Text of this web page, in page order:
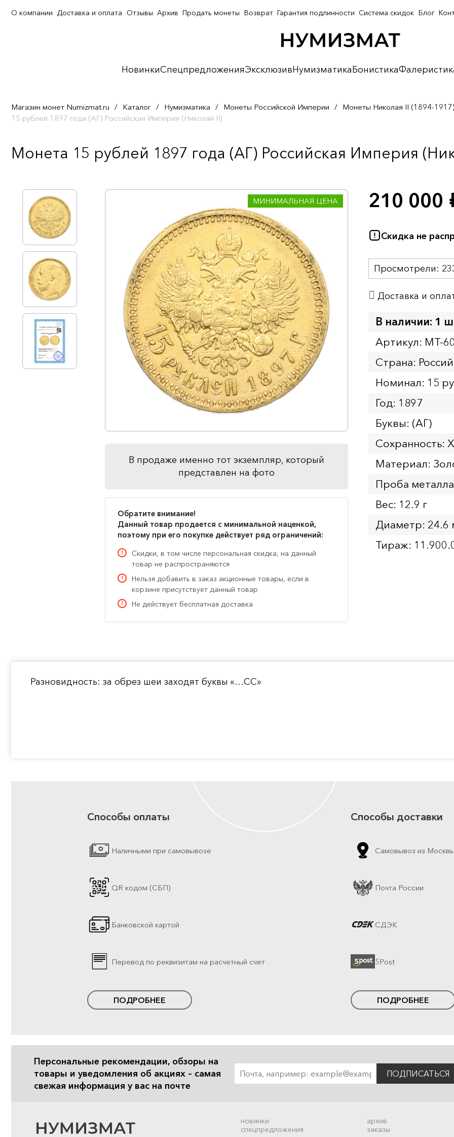
НовинкиСпецпредложенияЭксклюзивНумизматикаБонистика
О компании Доставка и оплата Отзывы Архив Продать монеты Возврат Гарантия подлинности Система скидок Блог
Магазин монет Numizmat.ru / Каталог / Нумизматика / Монеты Российской Империи / Монеты Николая II (1894-1917)
15 рублей 1897 года (АГ) Российская Империя (Николай II)
Монета 15 рублей 1897 года (АГ) Российская Империя
МИНИМАЛЬНАЯ ЦЕНА
В продаже именно тот экземпляр, который
представлен на фото
Обратите внимание!
Данный товар продается с минимальной наценкой,
поэтому при его покупке действует ряд ограничений:
Скидки, в том числе персональная скидка, на данный
товар не распространяются
Нельзя добавить в заказ акционные товары, если в
корзине присутствует данный товар
Не действует бесплатная доставка
210 000
Скидка не
Просмотрели:
Доставка и
В наличии: 1
Артикул: MT-
Страна:
Номинал: 15
Год: 1897
Буквы: (АГ)
Сохранность:
Материал:
Проба
Вес: 12.9 г
Диаметр: 24.6
Тираж:
Разновидность: за обрез шеи заходят буквы «…СС»
Способы оплаты
Наличными при самовывозе
QR кодом (СБП)
Банковской картой
Перевод по реквизитам на расчетный счет
ПОДРОБНЕЕ
Способы доставки
Самовывоз из
Почта России
СДЭК
5Post
ПОДРОБНЕЕ
Персональные рекомендации, обзоры на
товары и уведомления об акциях – самая
свежая информация у вас на почте
ПОДПИСАТЬСЯ
новинки
спецпредложения
архив
заказы